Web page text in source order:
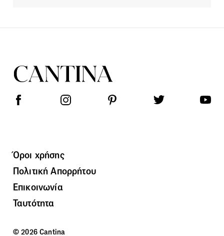
Όροι χρήσης
Πολιτική Απορρήτου
Επικοινωνία
Ταυτότητα
© 2026 Cantina